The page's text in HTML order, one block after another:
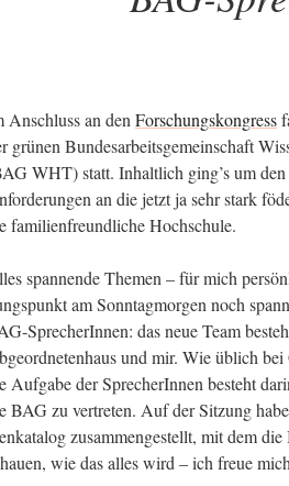
Anschluss an den For­schungs­kon­gress
grü­nen Bun­des­ar­beits­ge­mein­schaft
WHT) statt. Inhalt­lich ging’s um
an die jetzt ja sehr stark
fami­li­en­freund­li­che Hochschule.
span­nen­de The­men – für mich
am Sonn­tag­mor­gen noch
Spre­che­rIn­nen: das neue Team
und mir. Wie üblich
Auf­ga­be der Spre­che­rIn­nen besteht
BAG zu ver­tre­ten. Auf der Sit­zung
zusam­men­ge­stellt, mit dem
wie das alles wird – ich freue